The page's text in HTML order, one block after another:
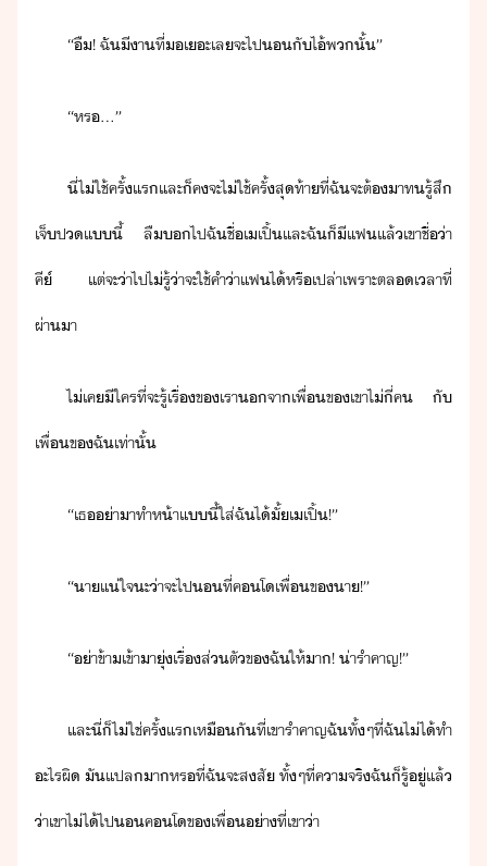
“​ื​!​ ​ฉั​ี​า​ที่​​เะ​เล​จะ​ไป​​ั​ไ้​พ​ั้​”
“​หร​…​”
ี่​ไ่​ใช้​ครั้แร​และ​็​คจะ​ไ่​ใช้​ครั้สุท้า​ที่​ฉั​จะ​ต้​าท​รู​้​สึ​
เจ็ป​แี้​ ​ลื​​ไป​ฉั​ชื่​เ​เปิ้​และ​ฉั​็​ี​แฟ​แล้​เขา​ชื่่า​
คี์​ ​แต่​จะ​่า​ไป​ไ่รู้​่า​จะ​ใช้​คำ​่า​แฟ​ไ้​หรืเปล่า​เพราะ​ตลเลา​ที่
ผ่าา
ไ่เค​ี​ใคร​ที่จะ​รู้เรื่​ข​เรา​จา​เพื่​ข​เขา​ไ่​ี่​ค​ ​ั​
เพื่​ข​ฉั​เท่าั้
“​เธ​่า​าทำ​ห้า​แี้​ใส่​ฉั​ไ้​ั้​เ​เปิ้​!​”
“​า​แ่ใจ​ะ​่า​จะ​ไป​​ที่​คโ​เพื่​ข​า​!​”
“​่า​ข้า​เข้าา​ุ่​เรื่ส่ตั​ข​ฉั​ให้​า​!​ ​่ารำคาญ​!​”
และ​ี่​็​ไ่ใช่​ครั้แร​เหืั​ที่​เขา​รำคาญ​ฉัทั​้​ๆ​ที่​ฉั​ไ่ไ้​ทำ​
ะไร​ผิ​ ​ั​แปล​า​หร​ที่​ฉั​จะ​สสั​ ​ทั้ๆที่​คาจริ​ฉั​็​รู้ู่​แล้​
่า​เขา​ไ่ไ้​ไป​​คโ​ข​เพื่​่าที่​เขา​่า